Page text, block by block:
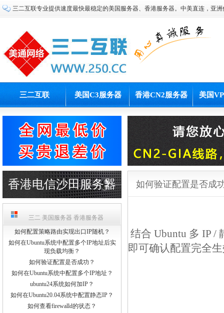
三二互联专业提供速度最快最稳定的美国服务器、香港服务器。中美直连，亚洲
三二互联 美国C3服务器 香港CN2服务器 美国
香港电信沙田服务器
三二 美国服务器 香港服务器
如何配置策略路由实现出口IP随机？
如何在Ubuntu系统中配置多个IP地址后实
现负载均衡？
如何验证配置是否成功？
如何在Ubuntu系统中配置多个IP地址？
ubuntu24系统如何加IP？
如何在Ubuntu20.04系统中配置静态IP？
如何查看firewalld的状态？
如何验证配置是否成
结合 Ubuntu 多 IP /
即可确认配置完全